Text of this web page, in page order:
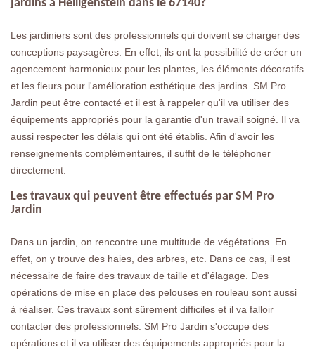
jardins à Heiligenstein dans le 67140?
Les jardiniers sont des professionnels qui doivent se charger des
conceptions paysagères. En effet, ils ont la possibilité de créer un
agencement harmonieux pour les plantes, les éléments décoratifs
et les fleurs pour l'amélioration esthétique des jardins. SM Pro
Jardin peut être contacté et il est à rappeler qu'il va utiliser des
équipements appropriés pour la garantie d'un travail soigné. Il va
aussi respecter les délais qui ont été établis. Afin d'avoir les
renseignements complémentaires, il suffit de le téléphoner
directement.
Les travaux qui peuvent être effectués par SM Pro
Jardin
Dans un jardin, on rencontre une multitude de végétations. En
effet, on y trouve des haies, des arbres, etc. Dans ce cas, il est
nécessaire de faire des travaux de taille et d'élagage. Des
opérations de mise en place des pelouses en rouleau sont aussi
à réaliser. Ces travaux sont sûrement difficiles et il va falloir
contacter des professionnels. SM Pro Jardin s'occupe des
opérations et il va utiliser des équipements appropriés pour la